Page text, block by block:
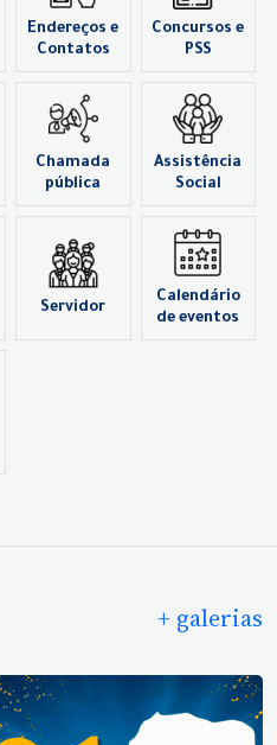
Endereços e
Contatos
Concursos e
PSS
Chamada
pública
Assistência
Social
Servidor
Calendário
de eventos
+ galerias